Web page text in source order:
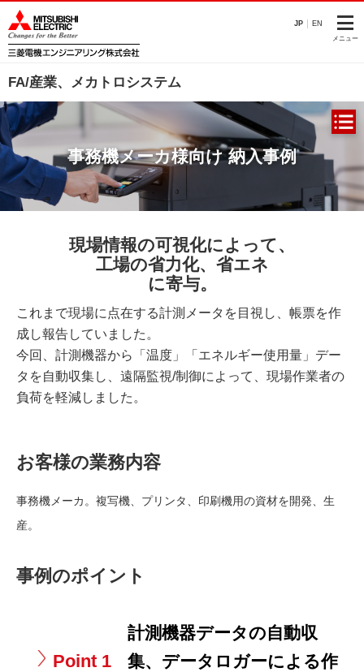
JP EN
メニュー
FA/産業、メカトロシステム
事務機メーカ様向け 納入事例
現場情報の可視化によって、
工場の省力化、省エネ
に寄与。
これまで現場に点在する計測メータを目視し、帳票を作
成し報告していました。
今回、計測機器から「温度」「エネルギー使用量」デー
タを自動収集し、遠隔監視/制御によって、現場作業者の
負荷を軽減しました。
お客様の業務内容
事務機メーカ。複写機、プリンタ、印刷機用の資材を開発、生
産。
事例のポイント
Point 1
計測機器データの自動収
集、データロガーによる作